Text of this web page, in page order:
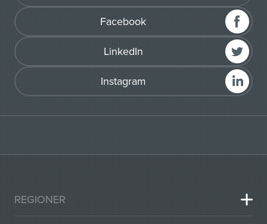
Facebook
LinkedIn
Instagram
REGIONER